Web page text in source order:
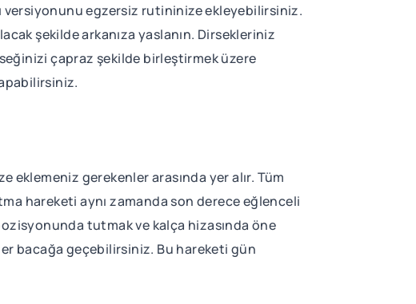
versiyonunu egzersiz rutininize ekleyebilirsiniz.
şekilde arkanıza yaslanın. Dirsekleriniz
çapraz şekilde birleştirmek üzere
eklemeniz gerekenler arasında yer alır. Tüm
hareketi aynı zamanda son derece eğlenceli
tutmak ve kalça hizasında öne
bacağa geçebilirsiniz. Bu hareketi gün